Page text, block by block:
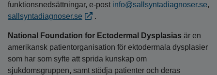
funktionsnedsättningar, e‑post info@sallsyntadiagnoser.se,
sallsyntadiagnoser.se
.
National Foundation for Ectodermal Dysplasias är en
amerikansk patientorganisation för ektodermala dysplasier
som har som syfte att sprida kunskap om
sjukdomsgruppen, samt stödja patienter och deras